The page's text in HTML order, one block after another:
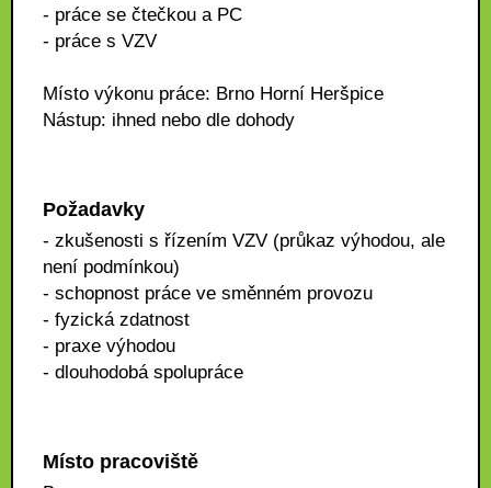
- práce se čtečkou a PC
- práce s VZV
Místo výkonu práce: Brno Horní Heršpice
Nástup: ihned nebo dle dohody
Požadavky
- zkušenosti s řízením VZV (průkaz výhodou, ale
není podmínkou)
- schopnost práce ve směnném provozu
- fyzická zdatnost
- praxe výhodou
- dlouhodobá spolupráce
Místo pracoviště